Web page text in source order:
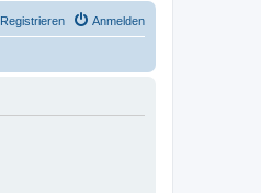
Anmelden
Registrieren